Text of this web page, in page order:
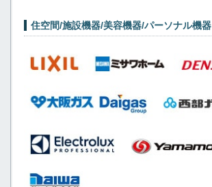
住空間/施設機器/美容機器/パーソナル機器